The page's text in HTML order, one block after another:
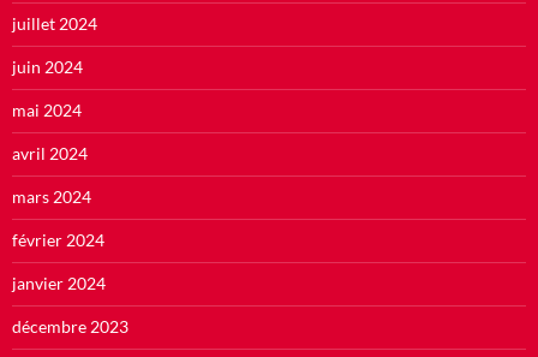
juillet 2024
juin 2024
mai 2024
avril 2024
mars 2024
février 2024
janvier 2024
décembre 2023